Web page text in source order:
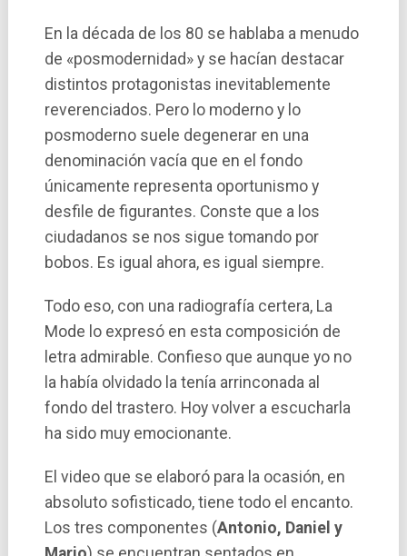
En la década de los 80 se hablaba a menudo
de «posmodernidad» y se hacían destacar
distintos protagonistas inevitablemente
reverenciados. Pero lo moderno y lo
posmoderno suele degenerar en una
denominación vacía que en el fondo
únicamente representa oportunismo y
desfile de figurantes. Conste que a los
ciudadanos se nos sigue tomando por
bobos. Es igual ahora, es igual siempre.
Todo eso, con una radiografía certera, La
Mode lo expresó en esta composición de
letra admirable. Confieso que aunque yo no
la habí­a olvidado la tenía arrinconada al
fondo del trastero. Hoy volver a escucharla
ha sido muy emocionante.
El video que se elaboró para la ocasión, en
absoluto sofisticado, tiene todo el encanto.
Los tres componentes (Antonio, Daniel y